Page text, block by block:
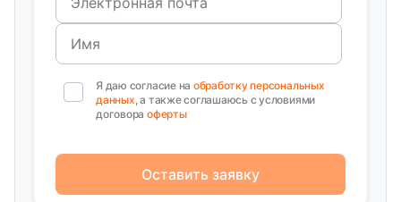
Я даю согласие на обработку персональных
данных, а также соглашаюсь с условиями
договора оферты
Оставить заявку